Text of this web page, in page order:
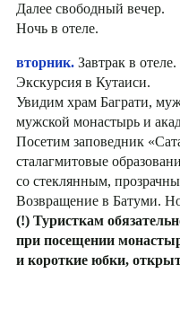
Далее свободный вечер.
Ночь в отеле.
вторник. Завтрак в отеле.
Экскурсия в Кутаиси.
Увидим храм Баграти,
мужской монастырь и
Посетим заповедник
сталагмитовые
со стеклянным,
Возвращение в Батуми.
(!) Туристкам
при посещении
и короткие юбки,